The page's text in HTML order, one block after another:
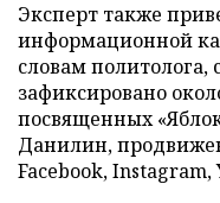
Эксперт также
информационной
словам политолога,
зафиксировано
посвященных
Данилин,
Facebook, Instagram,